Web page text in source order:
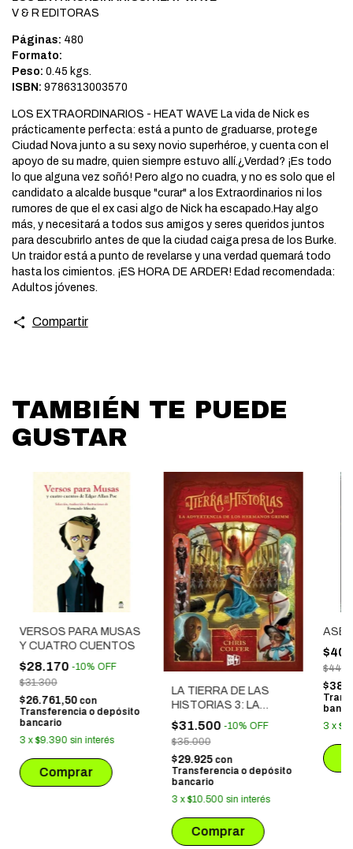
V & R EDITORAS
Páginas: 480
Formato:
Peso: 0.45 kgs.
ISBN: 9786313003570
LOS EXTRAORDINARIOS - HEAT WAVE La vida de Nick es
prácticamente perfecta: está a punto de graduarse, protege
Ciudad Nova junto a su sexy novio superhéroe, y cuenta con el
apoyo de su madre, quien siempre estuvo allí.¿Verdad? ¡Es todo
lo que alguna vez soñó! Pero algo no cuadra, y no es solo que el
candidato a alcalde busque "curar" a los Extraordinarios ni los
rumores de que el ex casi algo de Nick ha escapado.Hay algo
más, y necesitará a todos sus amigos y seres queridos juntos
para descubrirlo antes de que la ciudad caiga presa de los Burke.
Un traidor está a punto de revelarse y una verdad quemará todo
hasta los cimientos. ¡ES HORA DE ARDER! Edad recomendada:
Adultos jóvenes.
Compartir
TAMBIÉN TE PUEDE
GUSTAR
VERSOS PARA MUSAS
Y CUATRO CUENTOS
$28.170 -10% OFF
$31.300
$26.761,50 con
Transferencia o depósito
bancario
3 x$9.390 sin interés
LA TIERRA DE LAS
HISTORIAS 3: LA
ADVERTENCIA DE LOS
HERMANOS GRIMM
$31.500 -10% OFF
$35.000
$29.925 con
Transferencia o depósito
bancario
3 x$10.500 sin interés
3 x